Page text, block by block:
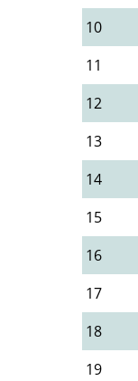
10
11
12
13
14
15
16
17
18
19